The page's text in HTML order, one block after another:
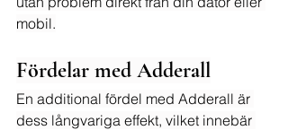
mobil.
Fördelar med Adderall
En additional fördel med Adderall är
dess långvariga effekt, vilket innebär